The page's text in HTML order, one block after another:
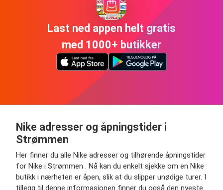
Last ned appen helt gratis
med 1000+ butikker
Nike adresser og åpningstider i
Strømmen
Her finner du alle Nike adresser og tilhørende åpningstider
for Nike i Strømmen . Nå kan du enkelt sjekke om en Nike
butikk i nærheten er åpen, slik at du slipper unødige turer. I
tillegg til denne informasjonen finner du også den nyeste